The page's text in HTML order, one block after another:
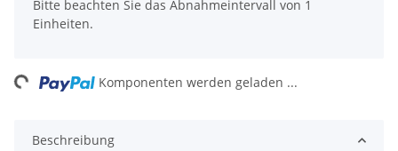
Bitte beachten Sie das Abnahmeintervall von 1
Einheiten.
Komponenten werden geladen ...
Beschreibung